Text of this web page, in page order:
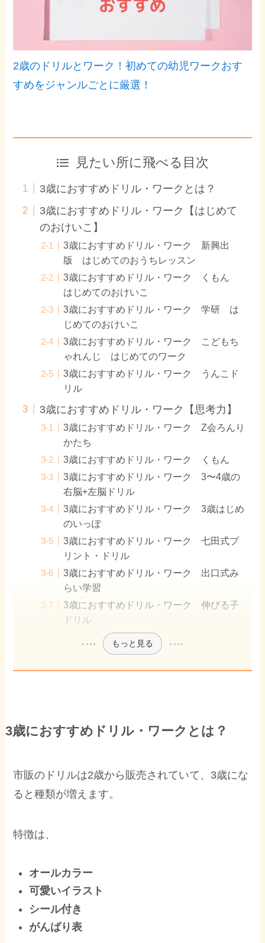
2歳のドリルとワーク！初めての幼児ワークおす
すめをジャンルごとに厳選！
見たい所に飛べる目次
3歳におすすめドリル・ワークとは？
3歳におすすめドリル・ワーク【はじめて
のおけいこ】
3歳におすすめドリル・ワーク 新興出
版 はじめてのおうちレッスン
3歳におすすめドリル・ワーク くもん
はじめてのおけいこ
3歳におすすめドリル・ワーク 学研 は
じめてのおけいこ
3歳におすすめドリル・ワーク こどもち
ゃれんじ はじめてのワーク
3歳におすすめドリル・ワーク うんこド
リル
3歳におすすめドリル・ワーク【思考力】
3歳におすすめドリル・ワーク Z会ろんり
かたち
3歳におすすめドリル・ワーク くもん
3歳におすすめドリル・ワーク 3〜4歳の
右脳+左脳ドリル
3歳におすすめドリル・ワーク 3歳はじめ
のいっぽ
3歳におすすめドリル・ワーク 七田式プ
リント・ドリル
3歳におすすめドリル・ワーク 出口式み
らい学習
3歳におすすめドリル・ワーク 伸びる子
ドリル
もっと見る
3歳におすすめドリル・ワークとは？
市販のドリルは2歳から販売されていて、3歳にな
ると種類が増えます。
特徴は、
オールカラー
可愛いイラスト
シール付き
がんばり表